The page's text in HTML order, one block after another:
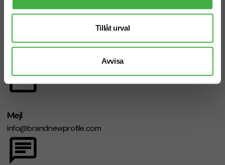
Tillåt urval
Avvisa
Telefon: 019-760 65 00
Mejl
info@brandnewprofile.com